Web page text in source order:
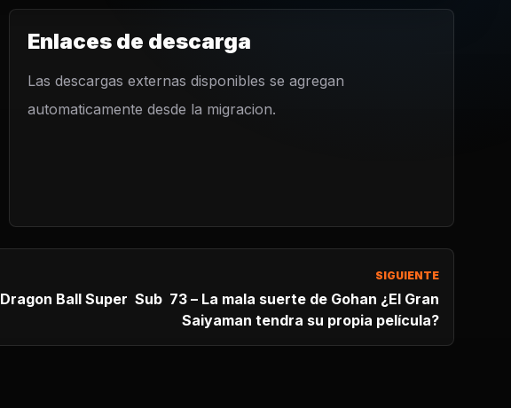
Enlaces de descarga
Las descargas externas disponibles se agregan
automaticamente desde la migracion.
SIGUIENTE
Dragon Ball Super Sub 73 – La mala suerte de Gohan ¿El Gran
Saiyaman tendra su propia película?